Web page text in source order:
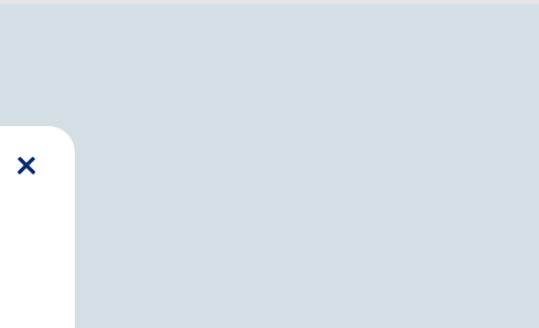
sluiten